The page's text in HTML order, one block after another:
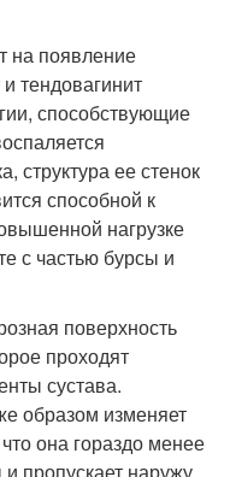
на появление
тендовагинит
способствующие
структура ее стенок
способной к
нагрузке
с частью бурсы и
поверхность
проходят
сустава.
образом изменяет
она гораздо менее